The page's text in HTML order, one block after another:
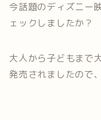
今話題のディズニー
ェックし ましたか？
大人から子どもまで
発売されましたので